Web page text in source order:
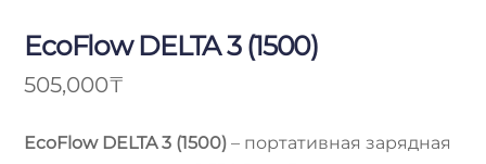
EcoFlow DELTA 3 (1500)
505,000₸
EcoFlow DELTA 3 (1500) – портативная зарядная